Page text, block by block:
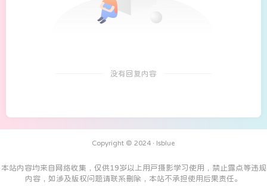
没有回复内容
Copyright © 2024 · Isblue
本站内容均来自网络收集，仅供19岁以上用户摄影学习使用，禁止露点等违规
内容，如涉及版权问题请联系删除，本站不承担使用后果责任。